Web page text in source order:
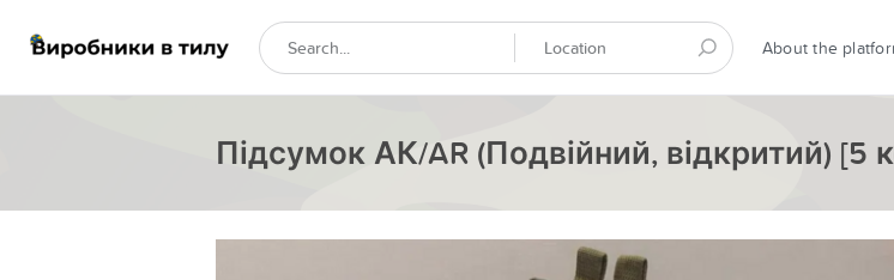
About the
Підсумок АК/AR (Подвійний, відкритий) [5